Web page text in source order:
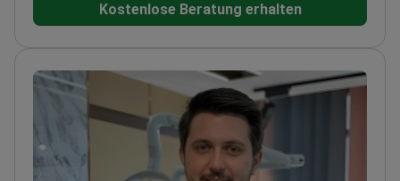
digitalem Smile-Design Verwendet hochwertige
TechnikenArbeitet mit verschiedenen
Implantatsystemen, einschließlich All-on-2, All-on-4
und All-on-6
Kostenlose Beratung erhalten